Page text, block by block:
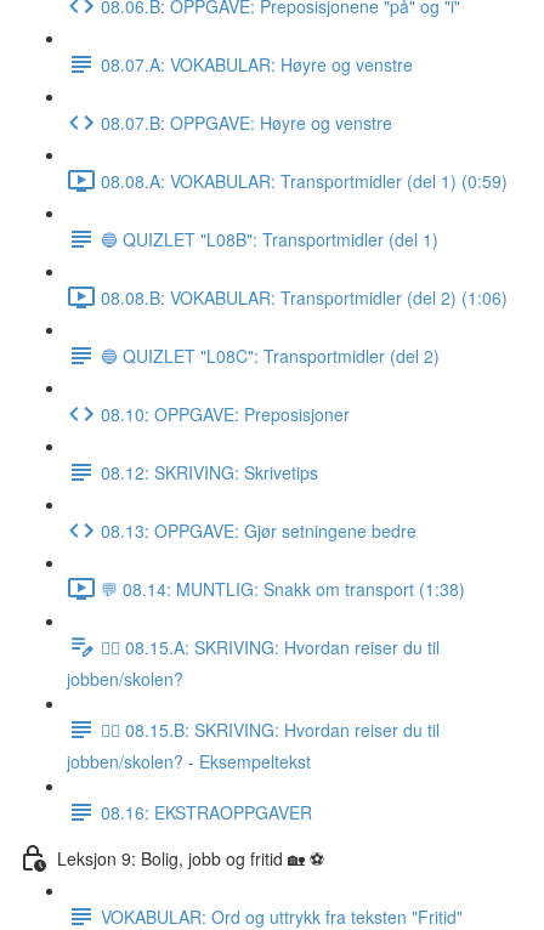
08.06.B: OPPGAVE: Preposisjonene "på" og "i"
08.07.A: VOKABULAR: Høyre og venstre
08.07.B: OPPGAVE: Høyre og venstre
08.08.A: VOKABULAR: Transportmidler (del 1) (0:59)
🔵 QUIZLET "L08B": Transportmidler (del 1)
08.08.B: VOKABULAR: Transportmidler (del 2) (1:06)
🔵 QUIZLET "L08C": Transportmidler (del 2)
08.10: OPPGAVE: Preposisjoner
08.12: SKRIVING: Skrivetips
08.13: OPPGAVE: Gjør setningene bedre
💬 08.14: MUNTLIG: Snakk om transport (1:38)
✍🏼 08.15.A: SKRIVING: Hvordan reiser du til
jobben/skolen?
✍🏼 08.15.B: SKRIVING: Hvordan reiser du til
jobben/skolen? - Eksempeltekst
08.16: EKSTRAOPPGAVER
Leksjon 9: Bolig, jobb og fritid 🏡 ⚽️
VOKABULAR: Ord og uttrykk fra teksten "Fritid"